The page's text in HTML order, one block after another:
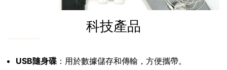
科技產品
USB隨身碟 ：用於數據儲存和傳輸，方便攜帶。